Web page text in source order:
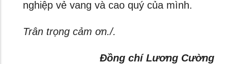
nghiệp vẻ vang và cao quý của mình.
Trân trọng cảm ơn./.
Đồng chí Lương Cường